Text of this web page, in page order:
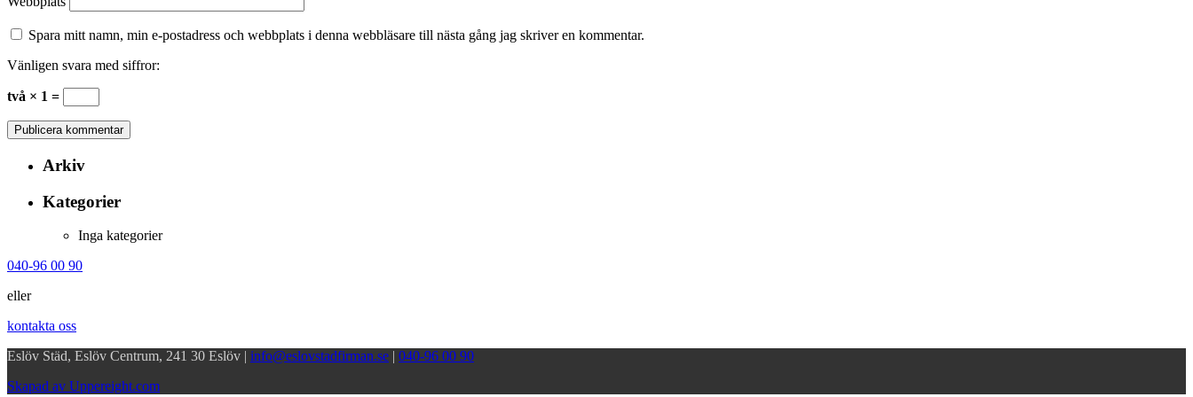
Spara mitt namn, min e-postadress och webbplats i denna webbläsare till nästa gång jag skriver en kommentar.
Vänligen svara med siffror:
två × 1 =
Arkiv
Kategorier
Inga kategorier
040-96 00 90
eller
kontakta oss
Eslöv Städ, Eslöv Centrum, 241 30 Eslöv | info@eslovstadfirman.se | 040-96 00 90
Skapad av Uppereight.com